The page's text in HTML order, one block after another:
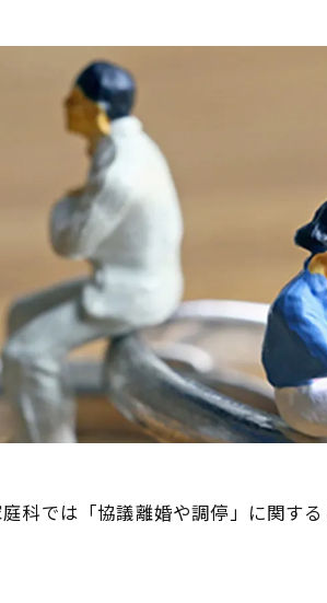
科では「協議離婚や調停」に関す